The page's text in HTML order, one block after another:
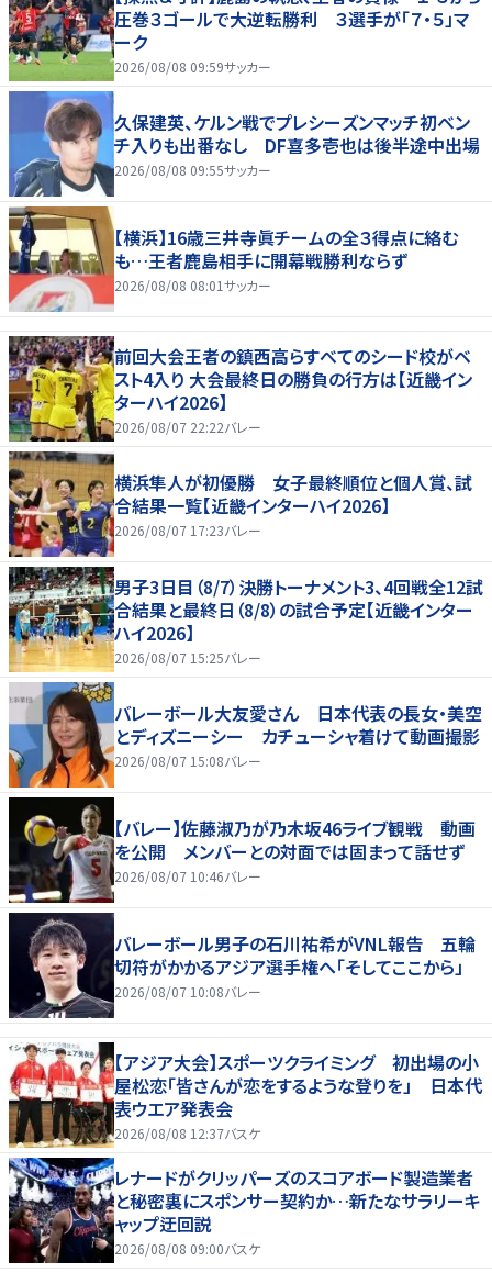
圧巻３ゴールで大逆転勝利 ３選手が「７・５」マ
ーク
2026/08/08 09:59サッカー
久保建英、ケルン戦でプレシーズンマッチ初ベン
チ入りも出番なし DF喜多壱也は後半途中出場
2026/08/08 09:55サッカー
【横浜】16歳三井寺眞チームの全３得点に絡む
も…王者鹿島相手に開幕戦勝利ならず
2026/08/08 08:01サッカー
前回大会王者の鎮西高らすべてのシード校がベ
スト4入り 大会最終日の勝負の行方は【近畿イン
ターハイ2026】
2026/08/07 22:22バレー
横浜隼人が初優勝 女子最終順位と個人賞、試
合結果一覧【近畿インターハイ2026】
2026/08/07 17:23バレー
男子3日目（8/7）決勝トーナメント3、4回戦全12試
合結果と最終日（8/8）の試合予定【近畿インター
ハイ2026】
2026/08/07 15:25バレー
バレーボール大友愛さん 日本代表の長女・美空
とディズニーシー カチューシャ着けて動画撮影
2026/08/07 15:08バレー
【バレー】佐藤淑乃が乃木坂46ライブ観戦 動画
を公開 メンバーとの対面では固まって話せず
2026/08/07 10:46バレー
バレーボール男子の石川祐希がVNL報告 五輪
切符がかかるアジア選手権へ「そしてここから」
2026/08/07 10:08バレー
【アジア大会】スポーツクライミング 初出場の小
屋松恋「皆さんが恋をするような登りを」 日本代
表ウエア発表会
2026/08/08 12:37バスケ
レナードがクリッパーズのスコアボード製造業者
と秘密裏にスポンサー契約か‬…新たなサラリーキ
ャップ迂回説
2026/08/08 09:00バスケ